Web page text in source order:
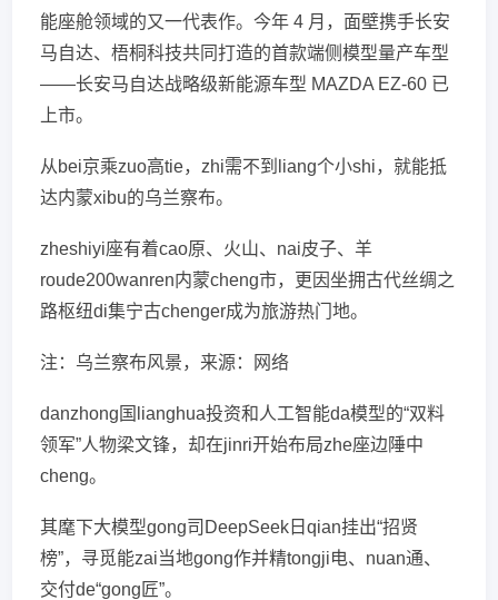
能座舱领域的又一代表作。今年 4 月，面壁携手长安
马自达、梧桐科技共同打造的首款端侧模型量产车型
——长安马自达战略级新能源车型 MAZDA EZ-60 已
上市。
从bei京乘zuo高tie，zhi需不到liang个小shi，就能抵
达内蒙xibu的乌兰察布。
zheshiyi座有着cao原、火山、nai皮子、羊
roude200wanren内蒙cheng市，更因坐拥古代丝绸之
路枢纽di集宁古chenger成为旅游热门地。
注：乌兰察布风景，来源：网络
danzhong国lianghua投资和人工智能da模型的“双料
领军”人物梁文锋，却在jinri开始布局zhe座边陲中
cheng。
其麾下大模型gong司DeepSeek日qian挂出“招贤
榜”，寻觅能zai当地gong作并精tongji电、nuan通、
交付de“gong匠”。